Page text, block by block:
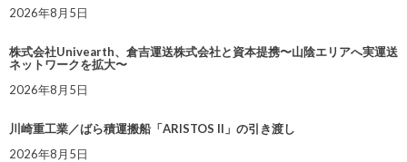
2026年8月5日
株式会社Univearth、倉吉運送株式会社と資本提携〜山陰エリアへ実運送
ネットワークを拡大〜
2026年8月5日
川崎重工業／ばら積運搬船「ARISTOS II」の引き渡し
2026年8月5日